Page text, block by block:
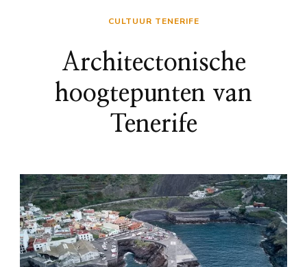
CULTUUR TENERIFE
Architectonische
hoogtepunten van
Tenerife